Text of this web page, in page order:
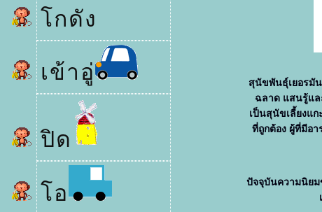
กดัง
เข้าอู่
ปิด
อ
สุนัขพันธุ์เยอรมั
ฉลาด แสนรู้แล
เป็นสุนัขเลี้ยงแ
ที่ถูกต้อง ผู้ที่มีอ
ปัจจุบันความนิยม